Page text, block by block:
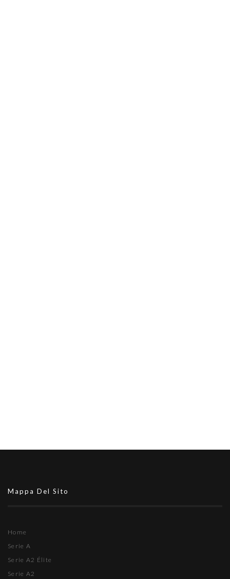
Mappa Del Sito
Home
Serie A
Serie A2 Élite
Serie A2